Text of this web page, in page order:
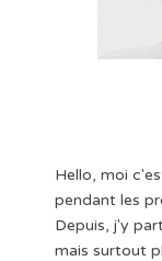
Hello, moi
pendant les
Depuis, j'y
mais surtout